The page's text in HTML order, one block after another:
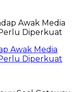
Awak Media
Diperkuat